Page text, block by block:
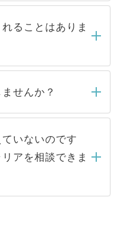
内にはご連絡をせて
らくお待ちくださ
扱っている求人の
トからご覧いただ
す。非公開求人は
般には公開してい
人気のある医療機
応募が殺到する場
件に合った人材の
するケースが増え
ることはありま
とは一切ありませ
ら内定をいただい
ません。内定先へ
パートナーが行い
せんか？
とはありませんの
サイトからの登録
様の個人情報は、
および転職活動の
ます。お預かりし
タはご本人の許可
いないのです
アを相談できま